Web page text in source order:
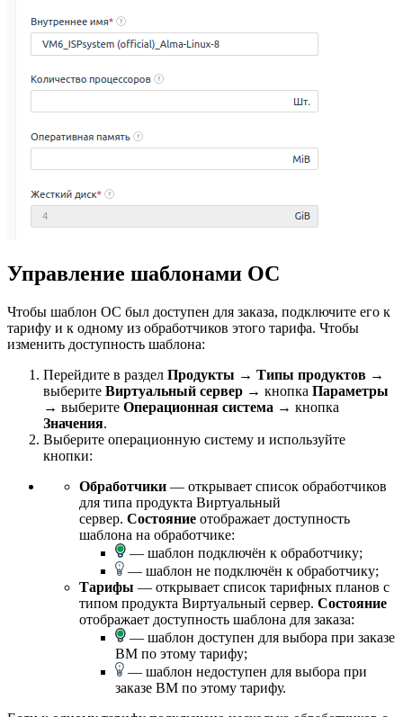
Управление шаблонами ОС
Чтобы шаблон ОС был доступен для заказа, подключите его к
тарифу и к одному из обработчиков этого тарифа. Чтобы
изменить доступность шаблона:
Перейдите в раздел Продукты → Типы продуктов →
выберите Виртуальный сервер → кнопка Параметры
→ выберите Операционная система → кнопка
Значения.
Выберите операционную систему и используйте
кнопки:
Обработчики — открывает список обработчиков
для типа продукта Виртуальный
сервер. Состояние отображает доступность
шаблона на обработчике:
— шаблон подключён к обработчику;
— шаблон не подключён к обработчику;
Тарифы — открывает список тарифных планов с
типом продукта Виртуальный сервер. Состояние
отображает доступность шаблона для заказа:
— шаблон доступен для выбора при заказе
ВМ по этому тарифу;
— шаблон недоступен для выбора при
заказе ВМ по этому тарифу.